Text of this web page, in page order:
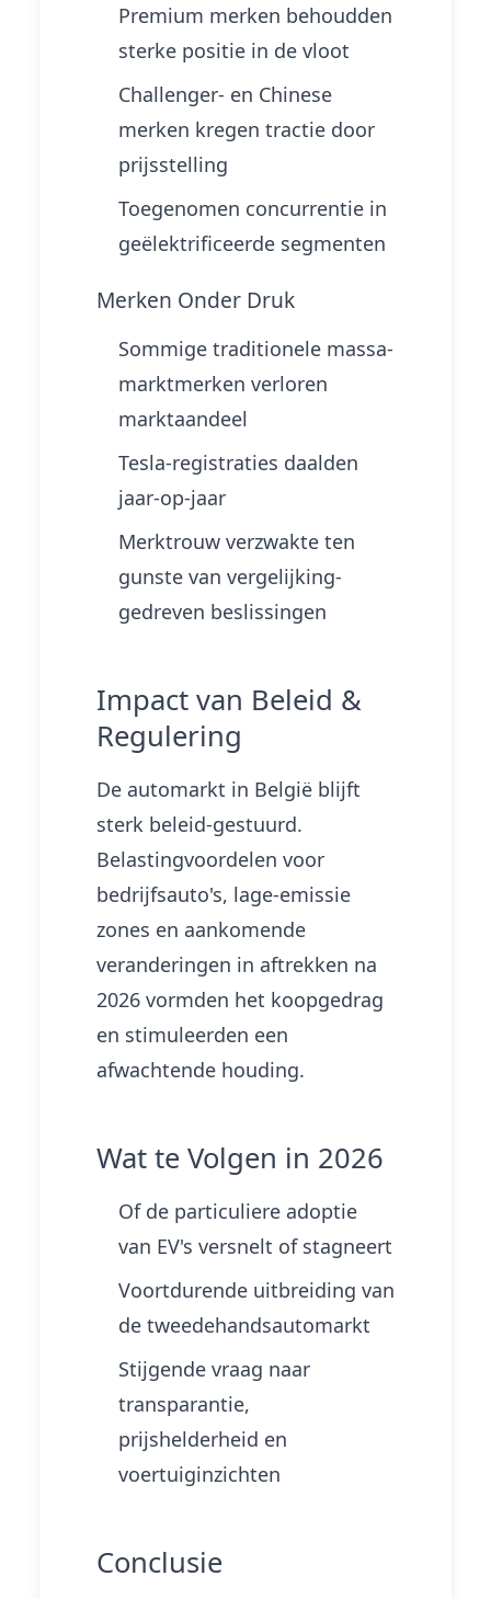
Premium merken behoudden
sterke positie in de vloot
Challenger- en Chinese
merken kregen tractie door
prijsstelling
Toegenomen concurrentie in
geëlektrificeerde segmenten
Merken Onder Druk
Sommige traditionele massa-
marktmerken verloren
marktaandeel
Tesla-registraties daalden
jaar-op-jaar
Merktrouw verzwakte ten
gunste van vergelijking-
gedreven beslissingen
Impact van Beleid &
Regulering
De automarkt in België blijft
sterk beleid-gestuurd.
Belastingvoordelen voor
bedrijfsauto's, lage-emissie
zones en aankomende
veranderingen in aftrekken na
2026 vormden het koopgedrag
en stimuleerden een
afwachtende houding.
Wat te Volgen in 2026
Of de particuliere adoptie
van EV's versnelt of stagneert
Voortdurende uitbreiding van
de tweedehandsautomarkt
Stijgende vraag naar
transparantie,
prijshelderheid en
voertuiginzichten
Conclusie